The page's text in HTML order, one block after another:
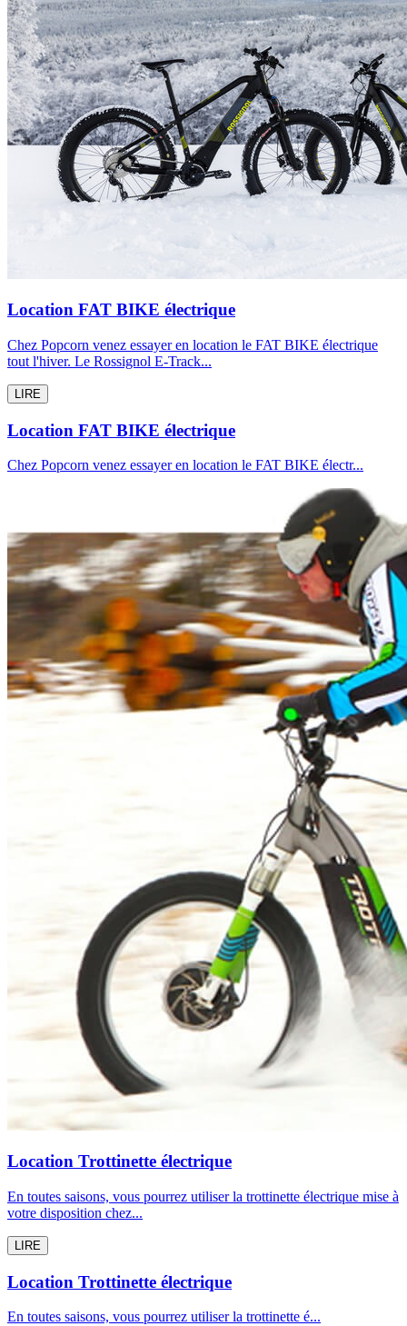
Location FAT BIKE électrique
Chez Popcorn venez essayer en location le FAT BIKE électrique
tout l'hiver. Le Rossignol E-Track...
LIRE
Location FAT BIKE électrique
Chez Popcorn venez essayer en location le FAT BIKE électr...
Location Trottinette électrique
En toutes saisons, vous pourrez utiliser la trottinette électrique mise à
votre disposition chez...
LIRE
Location Trottinette électrique
En toutes saisons, vous pourrez utiliser la trottinette é...